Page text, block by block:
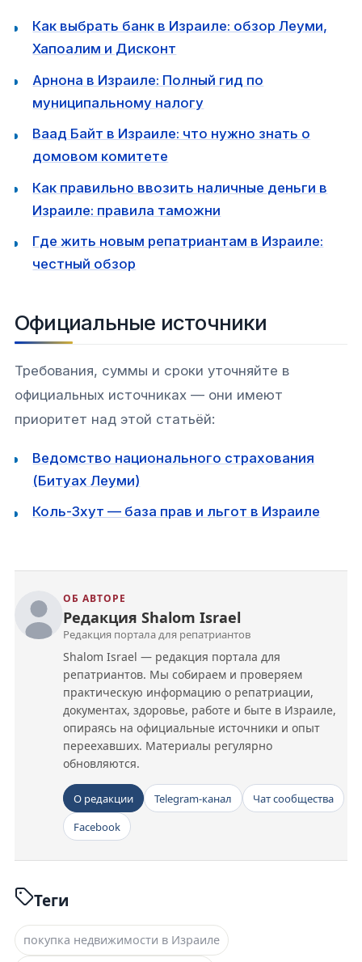
Как выбрать банк в Израиле: обзор Леуми,
Хапоалим и Дисконт
Арнона в Израиле: Полный гид по
муниципальному налогу
Ваад Байт в Израиле: что нужно знать о
домовом комитете
Как правильно ввозить наличные деньги в
Израиле: правила таможни
Где жить новым репатриантам в Израиле:
честный обзор
Официальные источники
Требования, суммы и сроки уточняйте в
официальных источниках — они имеют
приоритет над этой статьёй:
Ведомство национального страхования
(Битуах Леуми)
Коль-Зхут — база прав и льгот в Израиле
ОБ АВТОРЕ
Редакция Shalom Israel
Редакция портала для репатриантов
Shalom Israel — редакция портала для
репатриантов. Мы собираем и проверяем
практическую информацию о репатриации,
документах, здоровье, работе и быте в Израиле,
опираясь на официальные источники и опыт
переехавших. Материалы регулярно
обновляются.
О редакции Telegram-канал
Чат сообщества
Facebook
Теги
покупка недвижимости в Израиле